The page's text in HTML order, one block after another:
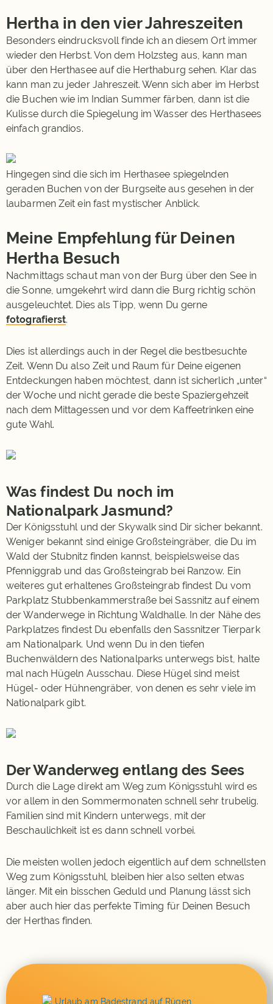
Hertha in den vier Jahreszeiten
Besonders eindrucksvoll finde ich an diesem Ort immer
wieder den Herbst. Von dem Holzsteg aus, kann man
über den Herthasee auf die Herthaburg sehen. Klar das
kann man zu jeder Jahreszeit. Wenn sich aber im Herbst
die Buchen wie im Indian Summer färben, dann ist die
Kulisse durch die Spiegelung im Wasser des Herthasees
einfach grandios.
Hingegen sind die sich im Herthasee spiegelnden
geraden Buchen von der Burgseite aus gesehen in der
laubarmen Zeit ein fast mystischer Anblick.
Meine Empfehlung für Deinen
Hertha Besuch
Nachmittags schaut man von der Burg über den See in
die Sonne, umgekehrt wird dann die Burg richtig schön
ausgeleuchtet. Dies als Tipp, wenn Du gerne
fotografierst.
Dies ist allerdings auch in der Regel die bestbesuchte
Zeit. Wenn Du also Zeit und Raum für Deine eigenen
Entdeckungen haben möchtest, dann ist sicherlich „unter“
der Woche und nicht gerade die beste Spaziergehzeit
nach dem Mittagessen und vor dem Kaffeetrinken eine
gute Wahl.
Was findest Du noch im
Nationalpark Jasmund?
Der Königsstuhl und der Skywalk sind Dir sicher bekannt.
Weniger bekannt sind einige Großsteingräber, die Du im
Wald der Stubnitz finden kannst, beispielsweise das
Pfenniggrab und das Großsteingrab bei Ranzow. Ein
weiteres gut erhaltenes Großsteingrab findest Du vom
Parkplatz Stubbenkammerstraße bei Sassnitz auf einem
der Wanderwege in Richtung Waldhalle. In der Nähe des
Parkplatzes findest Du ebenfalls den Sassnitzer Tierpark
am Nationalpark. Und wenn Du in den tiefen
Buchenwäldern des Nationalparks unterwegs bist, halte
mal nach Hügeln Ausschau. Diese Hügel sind meist
Hügel- oder Hühnengräber, von denen es sehr viele im
Nationalpark gibt.
Der Wanderweg entlang des Sees
Durch die Lage direkt am Weg zum Königsstuhl wird es
vor allem in den Sommermonaten schnell sehr trubelig.
Familien sind mit Kindern unterwegs, mit der
Beschaulichkeit ist es dann schnell vorbei.
Die meisten wollen jedoch eigentlich auf dem schnellsten
Weg zum Königsstuhl, bleiben hier also selten etwas
länger. Mit ein bisschen Geduld und Planung lässt sich
aber auch hier das perfekte Timing für Deinen Besuch
der Herthas finden.